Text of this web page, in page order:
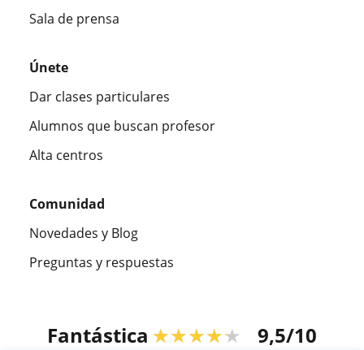
Sala de prensa
Únete
Dar clases particulares
Alumnos que buscan profesor
Alta centros
Comunidad
Novedades y Blog
Preguntas y respuestas
Fantástica ★★★★★ 9,5/10